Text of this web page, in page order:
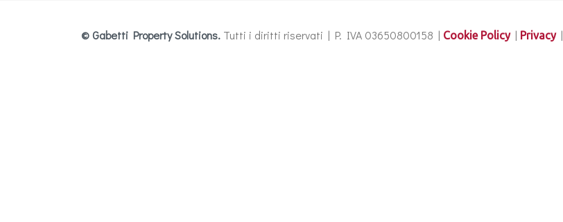
© Gabetti Property Solutions. Tutti i diritti riservati | P. IVA 03650800158 | Cookie Policy| Privacy|